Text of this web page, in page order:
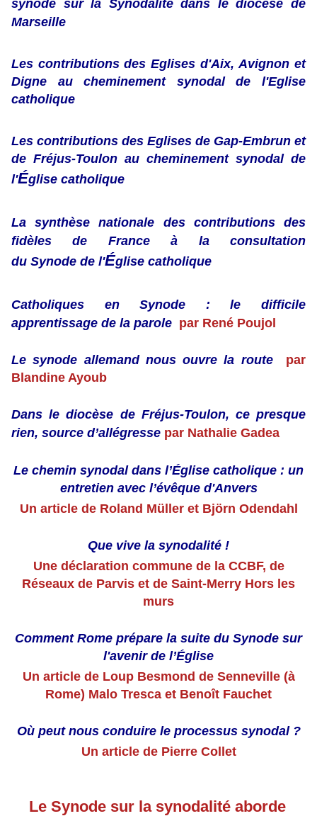
synode sur la Synodalité dans le diocèse de
Marseille
Les contributions des Eglises d'Aix,Avignon et
Digne au cheminement synodal de l'Eglise
catholique
Les contributions des Eglises de Gap-Embrun et
de Fréjus-Toulon au cheminement synodal de
l'Église catholique
La synthèse nationale des contributions des
fidèles de France à la consultation
du Synode de l'Église catholique
Catholiques en Synode : le difficile
apprentissage de la parole par René Poujol
Le synode allemandnous ouvre la routepar
Blandine Ayoub
Dans le diocèse de Fréjus-Toulon, ce presque
rien, source d’allégresse par Nathalie Gadea
Le chemin synodal dans l’Église catholique : un
entretien avec l’évêque d'Anvers
Un article de Roland Müller et Björn Odendahl
Que vive la synodalité !
Une déclaration commune de la CCBF, de
Réseaux de Parvis et de Saint-Merry Hors les
murs
Comment Rome prépare la suite du Synode sur
l'avenir de l’Église
Un article de Loup Besmond de Senneville (à
Rome) Malo Tresca et Benoît Fauchet
Où peut nous conduire le processus synodal ?
Un article de Pierre Collet
Le Synode sur la synodalité aborde